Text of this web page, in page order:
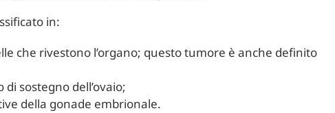
in:
che rivestono l’organo; questo tumore è anche definito
sostegno dell’ovaio;
della gonade embrionale.